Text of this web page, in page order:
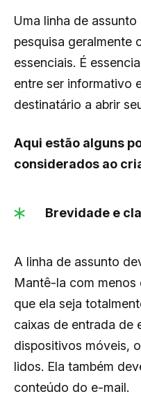
Uma linha de
pesquisa geralmente
essenciais. É
entre ser informativo
destinatário a abrir
Aqui estão alguns
considerados ao
Brevidade e
A linha de assunto
Mantê-la com
que ela seja
caixas de entrada de
dispositivos móveis,
lidos. Ela também
conteúdo do e-mail.